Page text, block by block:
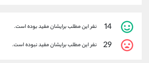
14 نفر این مطلب برایشان مفید بوده است.
29 نفر این مطلب برایشان مفید نبوده است.